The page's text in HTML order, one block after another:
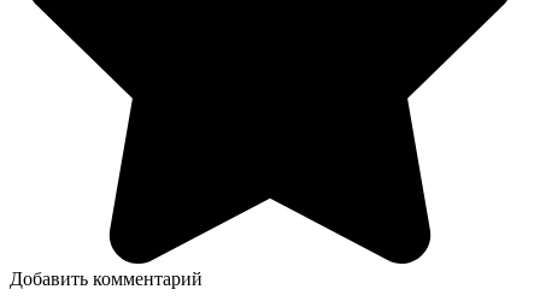
Добавить комментарий